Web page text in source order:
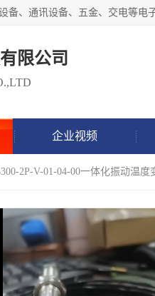
限公司
企业视频
2P-V-01-04-00一体化振动温